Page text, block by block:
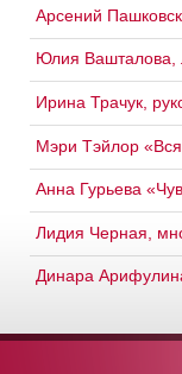
Арсений
Юлия Вашталова,
Ирина Трачук,
Мэри Тэйлор
Анна Гурьева
Лидия Черная,
Динара